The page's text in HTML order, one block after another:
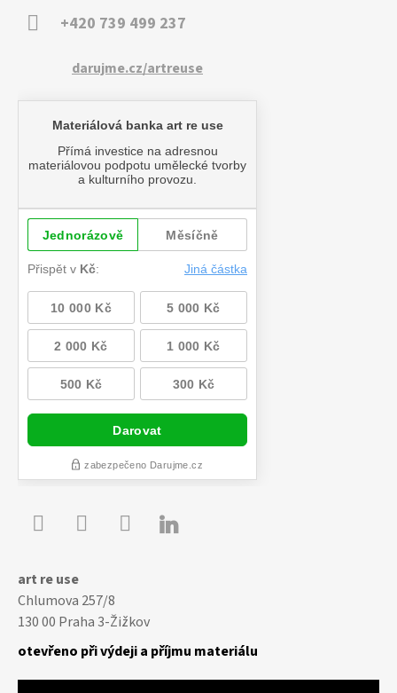
+420 739 499 237
darujme.cz/artreuse

art re use
Chlumova 257/8
130 00 Praha 3-Žižkov
otevřeno při výdeji a příjmu materiálu